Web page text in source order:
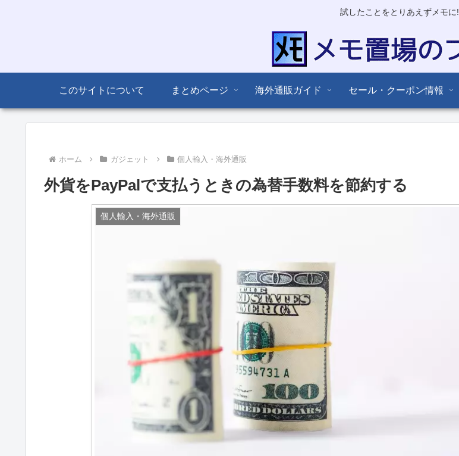
試したことをとりあえずメモに!
このサイトについて まとめページ 海外通販ガイド セール・クーポン情報
ホーム ガジェット 個人輸入・海外通販
外貨をPayPalで支払うときの為替手数料を節約する
個人輸入・海外通販